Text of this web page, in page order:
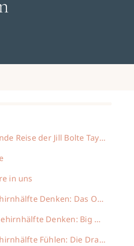
Reise der Jill Bolte Taylor
in uns
Denken: Das Organisationstalent
Denken: Big Mind
Fühlen: Die Drama-Queen